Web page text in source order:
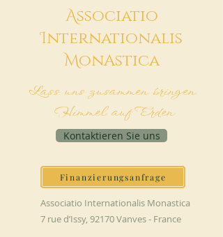
Associatio
Internationalis
MonAstica
Lass uns zusammen bringen
Himmel auf Erden
Kontaktieren Sie uns
Finanzierungsanfrage
Associatio Internationalis Monastica
7 rue d’Issy, 92170 Vanves - France